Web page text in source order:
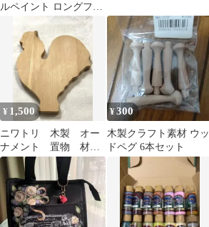
ルペイント ロングフレ
ーム インテリア 木材
¥ 1,500
ニワトリ 木製 オー
ナメント 置物 材
料 素材 白木 DIY
材料 トールペイント
¥300
木製クラフト素材 ウッ
ドペグ 6本セット